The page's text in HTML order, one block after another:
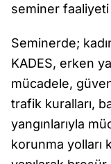
seminer
Seminerde;
KADES, erken
mücadele,
trafik kuralları,
yangınlarıyla
korunma yolları